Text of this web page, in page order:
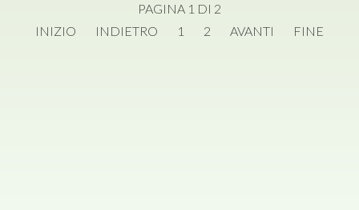
PAGINA 1 DI 2
INIZIO
INDIETRO 1 2 AVANTI FINE